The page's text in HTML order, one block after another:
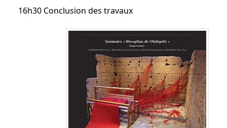
16h30 Conclusion des travaux